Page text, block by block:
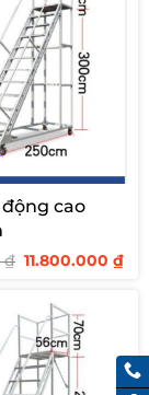
cao
₫ Giá
gốc
13.080.000 ₫.
11.800.000₫Giá